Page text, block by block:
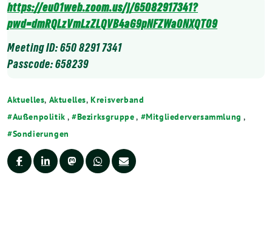
https://eu01web.zoom.us/j/65082917341?
pwd=dmRQLzVmLzZLQVB4aG9pNFZWa0NXQT09
Meeting ID: 650 8291 7341
Passcode: 658239
Aktuelles, Aktuelles,Kreisverband
Außenpolitik , Bezirksgruppe, Mitgliederversammlung ,
Sondierungen